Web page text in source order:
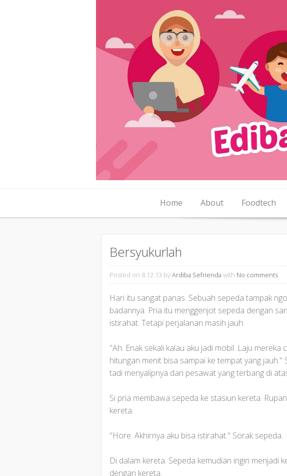
Home About Foodtech
Bersyukurlah
Posted on 8.12.13 byArdiba Sefrienda with No comments
Hari itu sangat panas. Sebuah sepeda tampak
badannya. Pria itu menggenjot sepeda dengan
istirahat. Tetapi perjalanan masih jauh.
"Ah. Enak sekali kalau aku jadi mobil. Laju mereka
hitungan menit bisa sampai ke tempat yang
tadi menyalipnya dan pesawat yang terbang di
Si pria membawa sepeda ke stasiun kereta.
kereta.
"Hore. Akhirnya aku bisa istirahat." Sorak sepeda.
Di dalam kereta. Sepeda kemudian ingin menjadi
dengan kereta.